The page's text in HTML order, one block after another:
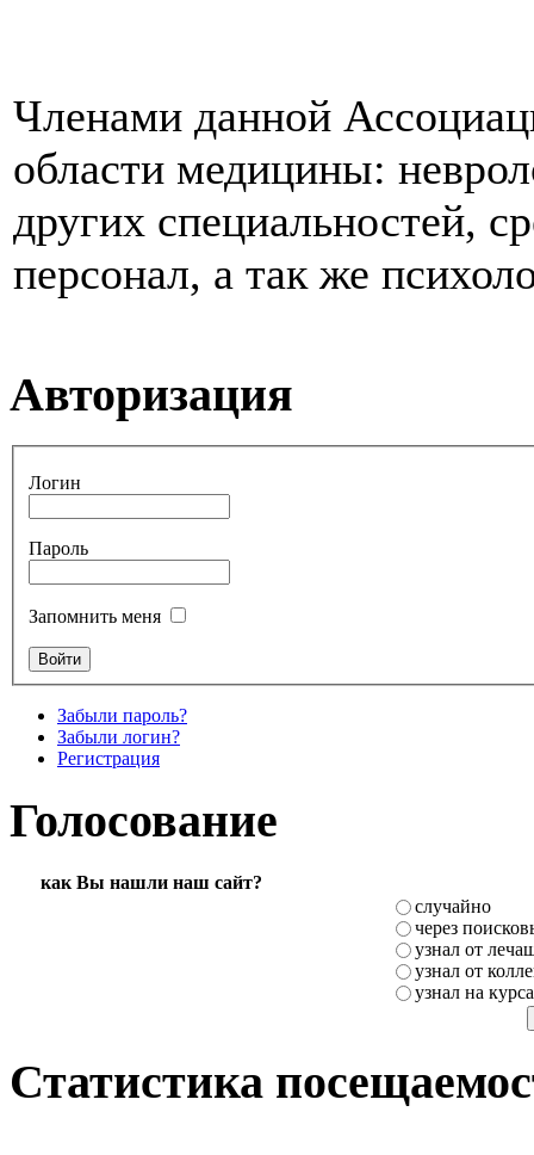
Членами данной
области медицины:
других специальностей,
персонал, а так же
Авторизация
Логин
Пароль
Запомнить меня
Забыли пароль?
Забыли логин?
Регистрация
Голосование
как Вы нашли наш сайт?
случайно
через
узнал от
узнал от
узнал на
Статистика